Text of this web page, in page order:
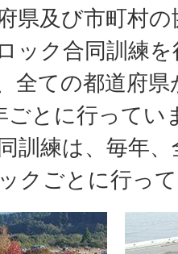
県及び市町村
ック合同訓練
全ての都道府
ごとに行ってい
訓練は、毎年
クごとに行っ